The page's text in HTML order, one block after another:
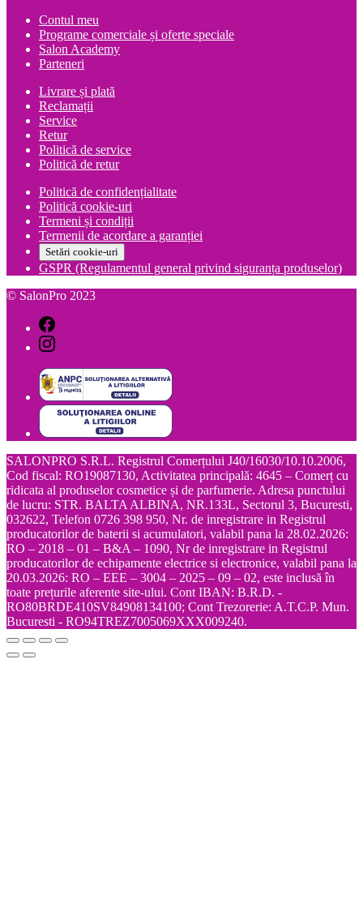
Contul meu
Programe comerciale și oferte speciale
Salon Academy
Parteneri
Livrare și plată
Reclamații
Service
Retur
Politică de service
Politică de retur
Politică de confidențialitate
Politică cookie-uri
Termeni și condiții
Termenii de acordare a garanției
Setări cookie-uri
GSPR (Regulamentul general privind siguranța produselor)
© SalonPro 2023
SALONPRO S.R.L. Registrul Comerțului J40/16030/10.10.2006,
Cod fiscal: RO19087130, Activitatea principală: 4645 – Comerț cu
ridicata al produselor cosmetice și de parfumerie. Adresa punctului
de lucru: STR. BALTA ALBINA, NR.133L, Sectorul 3, Bucuresti,
032622, Telefon 0726 398 950, Nr. de inregistrare in Registrul
producatorilor de baterii si acumulatori, valabil pana la 28.02.2026:
RO – 2018 – 01 – B&A – 1090, Nr de inregistrare in Registrul
producatorilor de echipamente electrice si electronice, valabil pana la
20.03.2026: RO – EEE – 3004 – 2025 – 09 – 02, este inclusă în
toate prețurile aferente site-ului. Cont IBAN: B.R.D. -
RO80BRDE410SV84908134100; Cont Trezorerie: A.T.C.P. Mun.
Bucuresti - RO94TREZ7005069XXX009240.